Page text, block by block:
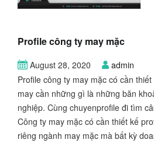
Profile công ty may mặc
August 28, 2020
admin
Profile công ty may mặc có cần
may cần những gì là những băn
nghiệp. Cùng chuyenprofile đi tìm
Công ty may mặc có cần thiết kế
riêng ngành may mặc mà bất kỳ